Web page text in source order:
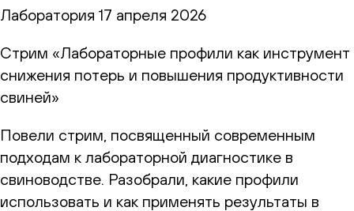
Лаборатория 17 апреля 2026
Стрим «Лабораторные профили как инструмент
снижения потерь и повышения продуктивности
свиней»
Повели стрим, посвященный современным
подходам к лабораторной диагностике в
свиноводстве. Разобрали, какие профили
использовать и как применять результаты в